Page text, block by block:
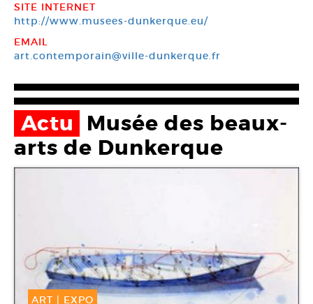
SITE INTERNET
http://www.musees-dunkerque.eu/
EMAIL
art.contemporain@ville-dunkerque.fr
Actu
Musée des beaux-
arts de Dunkerque
ART | EXPO